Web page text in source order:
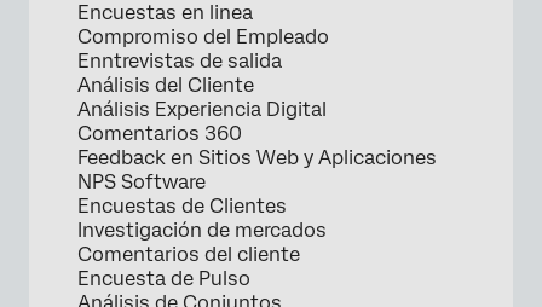
Encuestas en linea
Compromiso del Empleado
Enntrevistas de salida
Análisis del Cliente
Análisis Experiencia Digital
Comentarios 360
Feedback en Sitios Web y Aplicaciones
NPS Software
Encuestas de Clientes
Investigación de mercados
Comentarios del cliente
Encuesta de Pulso